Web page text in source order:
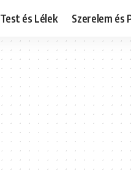
Test és Lélek Szerelem és